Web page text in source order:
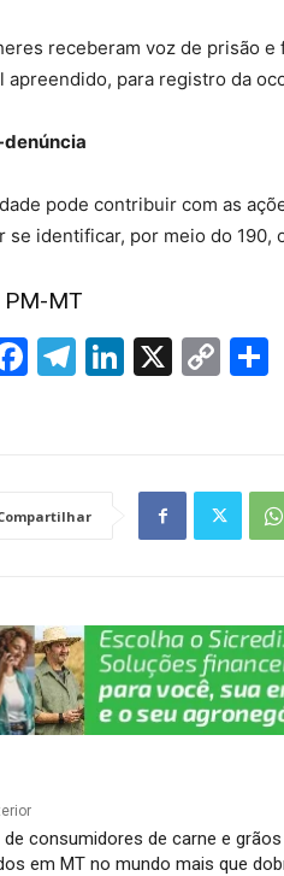
receberam voz de prisão e
apreendido, para registro da
denúncia
pode contribuir com as
se identificar, por meio do
PM-MT
F
b
k
T
a
Li
n
X
C
Li
n
consumidores de carne e grãos
em MT no mundo mais que